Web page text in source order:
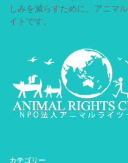
しみを減らすために、アニマ
イトです。
カテゴリー